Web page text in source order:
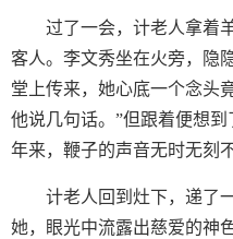
过了一会，计老人拿着
客人。李文秀坐在火旁，隐
堂上传来，她心底一个念头
他说几句话。”但跟着便想
年来，鞭子的声音无时无刻
计老人回到灶下，递了
她，眼光中流露出慈爱的神